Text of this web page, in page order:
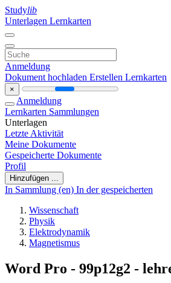
Studylib
Unterlagen Lernkarten
Anmeldung
Dokument hochladen Erstellen Lernkarten
×
Anmeldung
Lernkarten Sammlungen
Unterlagen
Letzte Aktivität
Meine Dokumente
Gespeicherte Dokumente
Profil
Hinzufügen ...
In Sammlung (en) In der gespeicherten
Wissenschaft
Physik
Elektrodynamik
Magnetismus
Word Pro - 99p12g2 -